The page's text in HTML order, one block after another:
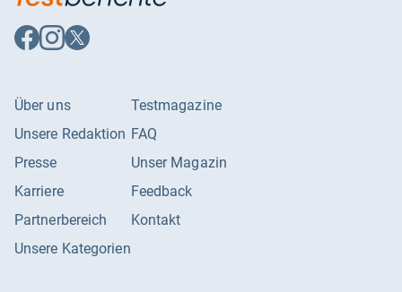
Auf
Facebook
Auf
Instagram
Auf
X
Über uns
Unsere Redaktion
Presse
Karriere
Partnerbereich
Unsere Kategorien
Testmagazine
FAQ
Unser Magazin
Feedback
Kontakt